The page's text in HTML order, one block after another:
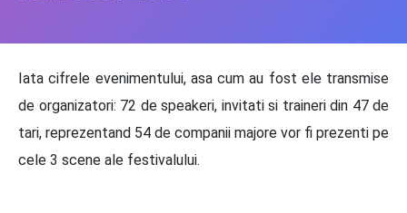
Iata cifrele evenimentului, asa cum au fost ele transmise
de organizatori: 72 de speakeri, invitati si traineri din 47 de
tari, reprezentand 54 de companii majore vor fi prezenti pe
cele 3 scene ale festivalului.